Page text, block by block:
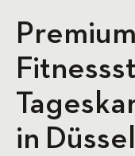
Premium
in